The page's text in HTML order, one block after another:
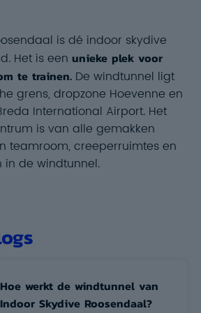
is dé indoor skydive
Het is een unieke plek voor
te trainen. De windtunnel ligt
grens, dropzone Hoevenne en
International Airport. Het
is van alle gemakken
teamroom, creeperruimtes en
de windtunnel.
Hoe werkt de windtunnel van
Indoor Skydive Roosendaal?